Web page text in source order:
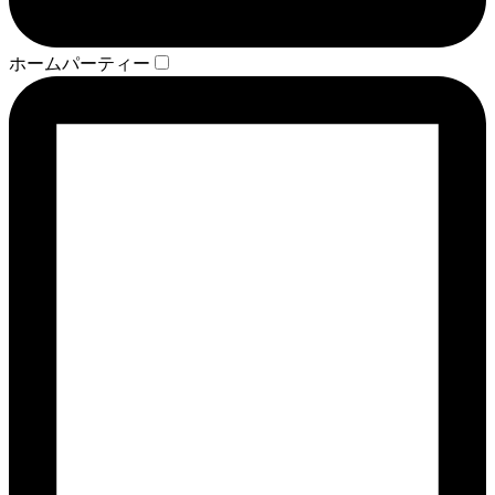
ホームパーティー